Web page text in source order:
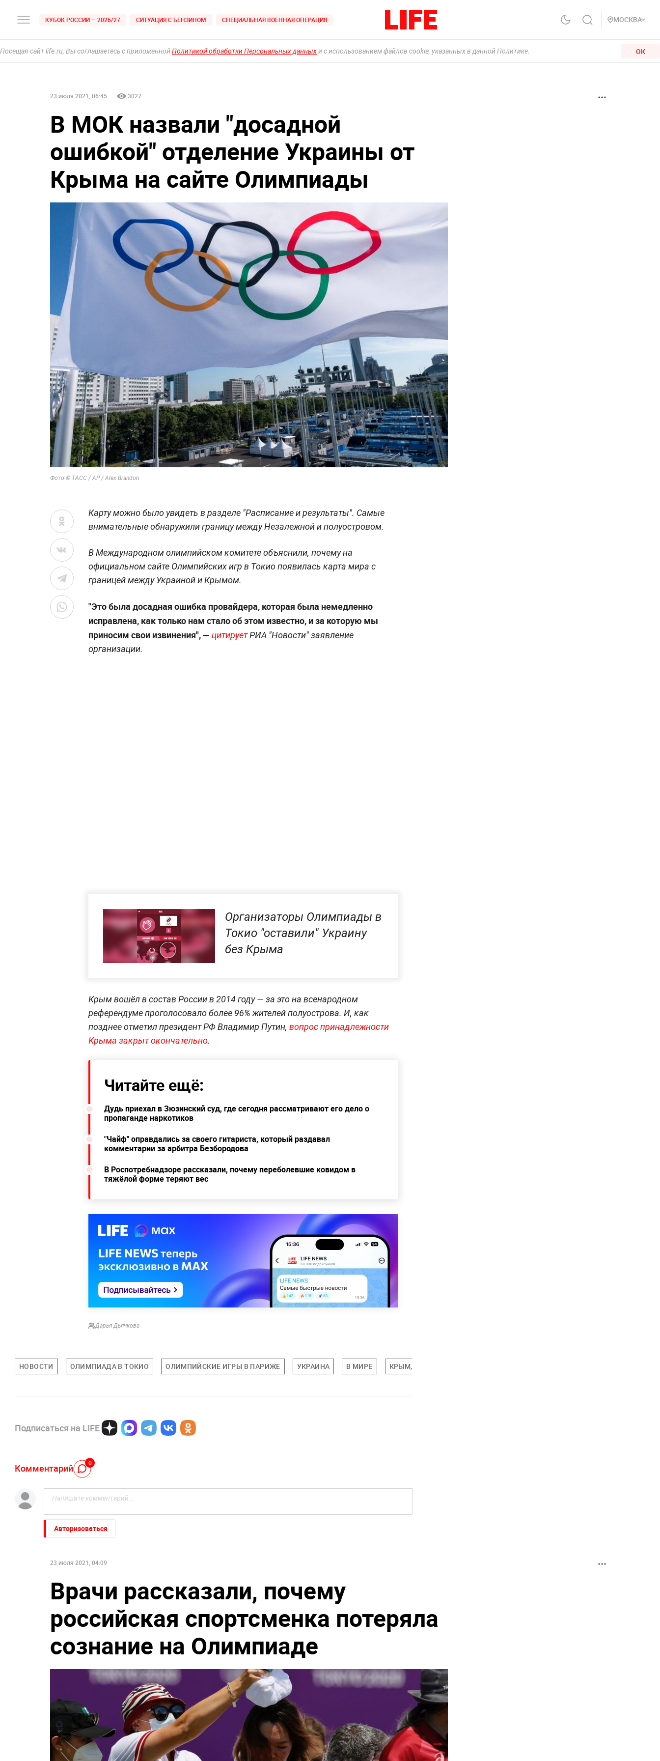
КУБОК РОССИИ — 2026/27 СИТУАЦИЯ С БЕНЗИНОМ СПЕЦИАЛЬНАЯ ВОЕННАЯ ОПЕРАЦИЯ МОСКВА
Посещая сайт life.ru, Вы соглашаетесь с приложеннойПолитикой обработки Персональных данныхи с использованием файлов cookie, указанных в данной Политике. ОК
23 июля 2021, 06:45 3027
В МОК назвали "досадной
ошибкой" отделение Украины от
Крыма на сайте Олимпиады
Фото © ТАСС / AP / Alex Brandon
Карту можно было увидеть в разделе "Расписание и результаты". Самые
внимательные обнаружили границу между Незалежной и полуостровом.
В Международном олимпийском комитете объяснили, почему на
официальном сайте Олимпийских игр в Токио появилась карта мира с
границей между Украиной и Крымом.
"Это была досадная ошибка провайдера, которая была немедленно
исправлена, как только нам стало об этом известно, и за которую мы
приносим свои извинения",— цитируетРИА "Новости" заявление
организации.
Организаторы Олимпиады в
Токио "оставили" Украину
без Крыма
Крым вошёл в состав России в 2014 году — за это на всенародном
референдуме проголосовало более 96% жителей полуострова. И, как
позднее отметил президент РФ Владимир Путин, вопрос принадлежности
Крыма закрыт окончательно.
Читайте ещё:
Дудь приехал в Зюзинский суд, где сегодня рассматривают его дело о
пропаганде наркотиков
"Чайф" оправдались за своего гитариста, который раздавал
комментарии за арбитра Безбородова
В Роспотребнадзоре рассказали, почему переболевшие ковидом в
тяжёлой форме теряют вес
Дарья Дьячкова
НОВОСТИ ОЛИМПИАДА В ТОКИО ОЛИМПИЙСКИЕ ИГРЫ В ПАРИЖЕ УКРАИНА В МИРЕ КРЫМ, РЕСПУБЛИКА
Подписаться на LIFE
Комментарий 0
Авторизоваться
23 июля 2021, 04:09
Врачи рассказали, почему
российская спортсменка потеряла
сознание на Олимпиаде